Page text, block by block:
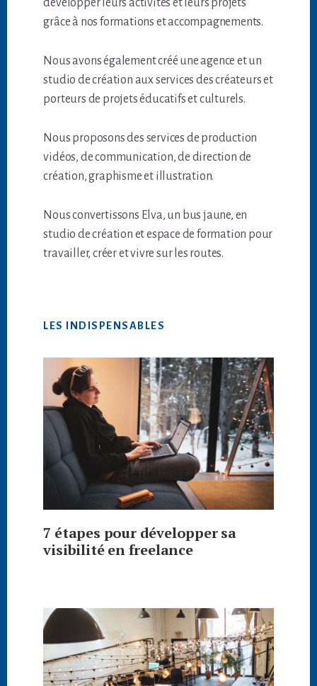
développer leurs activités et leurs projets
grâce à nos formations et accompagnements.
Nous avons également créé une agence et un
studio de création aux services des créateurs et
porteurs de projets éducatifs et culturels.
Nous proposons des services de production
vidéos, de communication, de direction de
création, graphisme et illustration.
Nous convertissons Elva, un bus jaune, en
studio de création et espace de formation pour
travailler, créer et vivre sur les routes.
LES INDISPENSABLES
7 étapes pour développer sa
visibilité en freelance